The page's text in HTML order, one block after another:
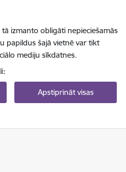
izmanto obligāti nepieciešamās
papildus šajā vietnē var tikt
mediju sīkdatnes.
Apstiprināt visas